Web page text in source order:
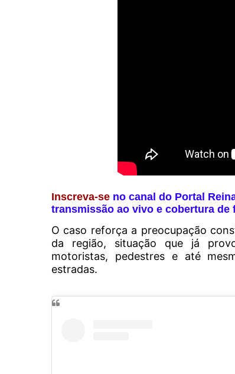
Inscreva-se no canal do Portal
transmissão ao vivo e cobertura de
O caso reforça a preocupação
da região, situação que já
motoristas, pedestres e até
estradas.